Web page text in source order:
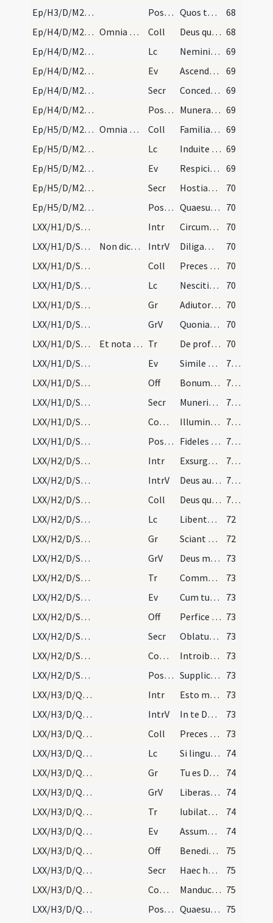
Ep/H3/D/M2/Mass Propers
Postcomm Quos tantis Domine largiris uti mysteriis
68
Ep/H4/D/M2/Mass Propers
Omnia dicantur sicut in praecedenti dominica prae… Coll Deus qui nos in tantis periculis constitutos 68
Ep/H4/D/M2/Mass Propers
Lc Nemini quicquam debeatis 69
Ep/H4/D/M2/Mass Propers
Ev Ascendente Iesu in naviculam
69
Ep/H4/D/M2/Mass Propers
Secr Concede quaesumus omnipotens Deus ut huius sacrificii munus oblatum 69
Ep/H4/D/M2/Mass Propers
Postcomm Munera tua nos Deus a delectationibus 69
Ep/H5/D/M2/Mass Propers
Omnia dicantur sicut in dominica tertia praeter i… Coll Familiam tuam quaesumus Domine continua pietate custodi ut quae in sola 69
Ep/H5/D/M2/Mass Propers
Lc Induite vos sicut electi Dei 69
Ep/H5/D/M2/Mass Propers
Ev Respiciens Iesus ... Confiteor tibi Pater
69
Ep/H5/D/M2/Mass Propers
Secr Hostias tibi Domine placationis offerimus
70
Ep/H5/D/M2/Mass Propers
Postcomm Quaesumus omnipotens Deus ut illius salutaris capiamus 70
LXX/H1/D/Septuagesima/M2/Mass Propers
Intr Circumdederunt me
70
LXX/H1/D/Septuagesima/M2/Mass Propers
Non dicatur Gloria in excelsis Deo in dominicis d… IntrV Diligam te Domine
70
LXX/H1/D/Septuagesima/M2/Mass Propers
Coll Preces populi tui ... pro tui nominis gloria misericorditer liberemur.
70
LXX/H1/D/Septuagesima/M2/Mass Propers
Lc Nescitis quod hi qui in stadio currunt
70
LXX/H1/D/Septuagesima/M2/Mass Propers
Gr Adiutor in opportunitatibus 70
LXX/H1/D/Septuagesima/M2/Mass Propers
GrV Quoniam non in finem
70
LXX/H1/D/Septuagesima/M2/Mass Propers
Et nota quod a LXX usque ad feriam quartam Cineru… Tr De profundis clamavi 70
LXX/H1/D/Septuagesima/M2/Mass Propers
Ev Simile est regnum caelorum homini patrifamilias
71 (50v)
LXX/H1/D/Septuagesima/M2/Mass Propers
Off Bonum est confiteri Domino
71 (50v)
LXX/H1/D/Septuagesima/M2/Mass Propers
Secr Muneribus nostris quaesumus Domine precibusque susceptis
71 (50v)
LXX/H1/D/Septuagesima/M2/Mass Propers
Comm Illumina faciem tuam
71 (50v)
LXX/H1/D/Septuagesima/M2/Mass Propers
Postcomm Fideles tui Deus per tua dona firmentur
71 (50v)
LXX/H2/D/Sexagesima/M2/Mass Propers
Intr Exsurge quare obdormis
71 (50v)
LXX/H2/D/Sexagesima/M2/Mass Propers
IntrV Deus auribus nostris audivimus
71 (50v)
LXX/H2/D/Sexagesima/M2/Mass Propers
Coll Deus qui conspicis quia ex nulla nostra actione confidimus
71 (50v)
LXX/H2/D/Sexagesima/M2/Mass Propers
Lc Libenter suffertis insipientes
72
LXX/H2/D/Sexagesima/M2/Mass Propers
Gr Sciant gentes
72
LXX/H2/D/Sexagesima/M2/Mass Propers
GrV Deus meus pone illos 73
LXX/H2/D/Sexagesima/M2/Mass Propers
Tr Commovisti Domine
73
LXX/H2/D/Sexagesima/M2/Mass Propers
Ev Cum turba plurima ... Exiit qui seminat
73
LXX/H2/D/Sexagesima/M2/Mass Propers
Off Perfice gressus meos 73
LXX/H2/D/Sexagesima/M2/Mass Propers
Secr Oblatum tibi Domine sacrificium
73
LXX/H2/D/Sexagesima/M2/Mass Propers
Comm Introibo ad altare Dei
73
LXX/H2/D/Sexagesima/M2/Mass Propers
Postcomm Supplices te rogamus omnipotens Deus ut quos tuis reficis 73
LXX/H3/D/Quinquagesima/M2/Mass Propers
Intr Esto mihi in Deum protectorem
73
LXX/H3/D/Quinquagesima/M2/Mass Propers
IntrV In te Domine speravi
73
LXX/H3/D/Quinquagesima/M2/Mass Propers
Coll Preces nostras quaesumus Domine clementer exaudi atque a peccatorum
73
LXX/H3/D/Quinquagesima/M2/Mass Propers
Lc Si linguis hominum loquar et angelorum 74
LXX/H3/D/Quinquagesima/M2/Mass Propers
Gr Tu es Deus
74
LXX/H3/D/Quinquagesima/M2/Mass Propers
GrV Liberasti in brachio tuo 74
LXX/H3/D/Quinquagesima/M2/Mass Propers
Tr Iubilate Deo omnis terra
74
LXX/H3/D/Quinquagesima/M2/Mass Propers
Ev Assumpsit Iesus ... Ecce ascendimus
74
LXX/H3/D/Quinquagesima/M2/Mass Propers
Off Benedictus es Domine doce me
75
LXX/H3/D/Quinquagesima/M2/Mass Propers
Secr Haec hostia Domine quaesumus emundet nostra dilecta ... mentesque sanctificet.
75
LXX/H3/D/Quinquagesima/M2/Mass Propers
Comm Manducaverunt et saturati sunt nimis 75
LXX/H3/D/Quinquagesima/M2/Mass Propers
Postcomm Quaesumus omnipotens Deus ut qui caelestia alimenta 75